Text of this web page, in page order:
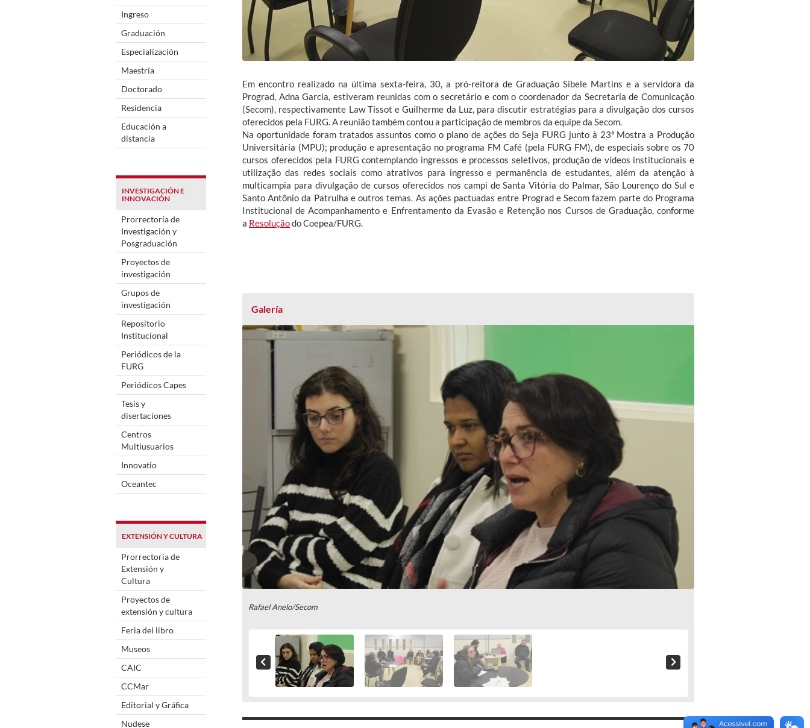
Ingreso
Graduación
Especialización
Maestría
Doctorado
Residencia
Educación a
distancia
INVESTIGACIÓN E
INNOVACIÓN
Prorrectoría de
Investigación y
Posgraduación
Proyectos de
investigación
Grupos de
investigación
Repositorio
Institucional
Periódicos de la
FURG
Periódicos Capes
Tesis y
disertaciones
Centros
Multiusuarios
Innovatio
Oceantec
EXTENSIÓN Y CULTURA
Prorrectoría de
Extensión y
Cultura
Proyectos de
extensión y cultura
Feria del libro
Museos
CAIC
CCMar
Editorial y Gráfica
Nudese
Em encontro realizado na última sexta-feira, 30, a pró-reitora de Graduação Sibele Martins e a servidora da
Prograd, Adna Garcia, estiveram reunidas com o secretário e com o coordenador da Secretaria de Comunicação
(Secom), respectivamente Law Tissot e Guilherme da Luz, para discutir estratégias para a divulgação dos cursos
oferecidos pela FURG. A reunião também contou a participação de membros da equipe da Secom.
Na oportunidade foram tratados assuntos como o plano de ações do Seja FURG junto à 23ª Mostra a Produção
Universitária (MPU); produção e apresentação no programa FM Café (pela FURG FM), de especiais sobre os 70
cursos oferecidos pela FURG contemplando ingressos e processos seletivos, produção de vídeos institucionais e
utilização das redes sociais como atrativos para ingresso e permanência de estudantes, além da atenção à
multicampia para divulgação de cursos oferecidos nos campi de Santa Vitória do Palmar, São Lourenço do Sul e
Santo Antônio da Patrulha e outros temas. As ações pactuadas entre Prograd e Secom fazem parte do Programa
Institucional de Acompanhamento e Enfrentamento da Evasão e Retenção nos Cursos de Graduação, conforme
a Resoluçãodo Coepea/FURG.
Galería
Rafael Anelo/Secom